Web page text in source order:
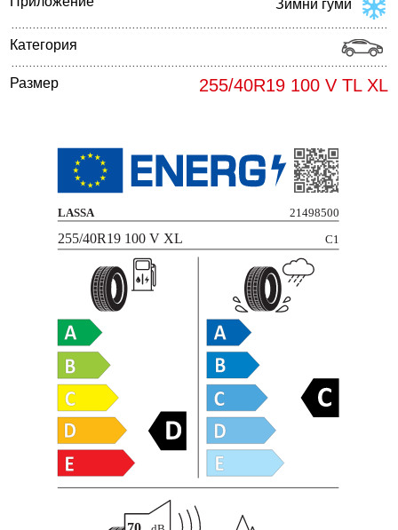
Зимни гуми
Категория
Размер 255/40R19 100 V TL XL